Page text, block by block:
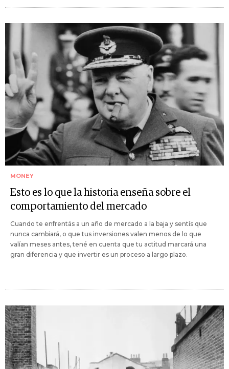
MONEY
Esto es lo que la historia enseña sobre el
comportamiento del mercado
Cuando te enfrentás a un año de mercado a la baja y sentís que
nunca cambiará, o que tus inversiones valen menos de lo que
valían meses antes, tené en cuenta que tu actitud marcará una
gran diferencia y que invertir es un proceso a largo plazo.